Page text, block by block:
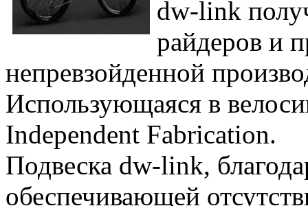
dw-link
райдеров и
непревзойденной
Использующаяся в
Independent Fabrication.
Подвеска dw-link,
обеспечивающей